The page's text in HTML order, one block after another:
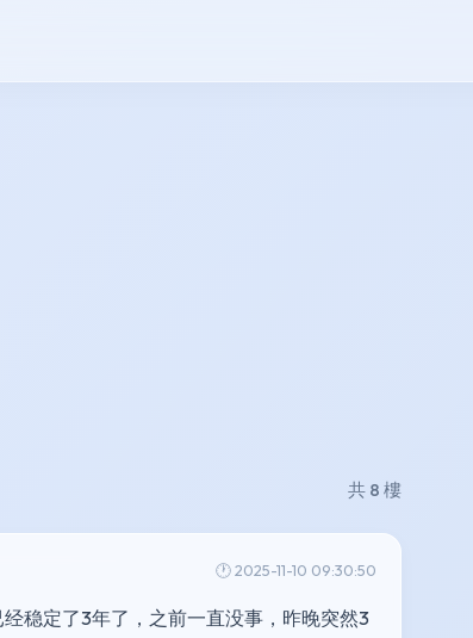
共 8 樓
🕐 2025-11-10 09:30:50
稳定了3年了，之前一直没事，昨晚突然3